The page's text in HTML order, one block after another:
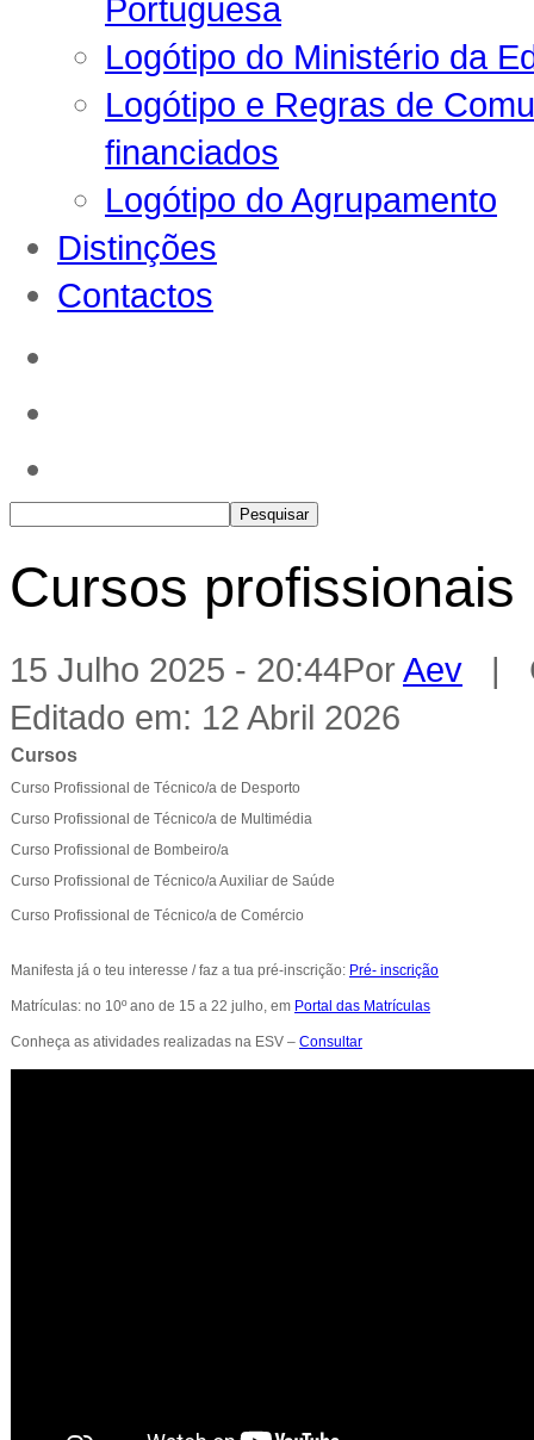
Portuguesa
Logótipo do Ministério da
Logótipo e Regras de
financiados
Logótipo do Agrupamento
Distinções
Contactos
Cursos profissionais
15 Julho 2025 - 20:44PorAev |
Editado em: 12 Abril 2026
Cursos
Curso Profissional de Técnico/a de Desporto
Curso Profissional de Técnico/a de Multimédia
Curso Profissional de Bombeiro/a
Curso Profissional de Técnico/a Auxiliar de Saúde
Curso Profissional de Técnico/a de Comércio
Manifesta já o teu interesse / faz a tua pré-inscrição: Pré- inscrição
Matrículas: no 10º ano de 15 a 22 julho, em Portal das Matrículas
Conheça as atividades realizadas na ESV – Consultar